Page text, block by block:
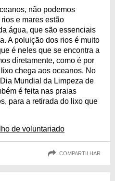
não podemos
e mares estão
água, que são essenciais
A poluição dos rios é muito
é neles que se encontra a
diretamente, como é por
chega aos oceanos. No
Mundial da Limpeza de
é feita nas praias
para a retirada do lixo que
de voluntariado
COMPARTILHAR